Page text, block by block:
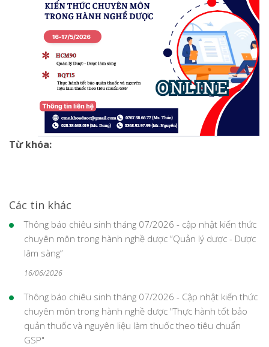
Từ khóa:
Các tin khác
Thông báo chiêu sinh tháng 07/2026 - cập nhật kiến thức
chuyên môn trong hành nghề dược “Quản lý dược - Dược
lâm sàng”
16/06/2026
Thông báo chiêu sinh tháng 07/2026 - Cập nhật kiến thức
chuyên môn trong hành nghề dược "Thực hành tốt bảo
quản thuốc và nguyên liệu làm thuốc theo tiêu chuẩn
GSP"